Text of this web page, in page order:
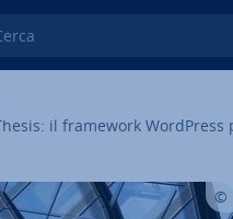
il framework